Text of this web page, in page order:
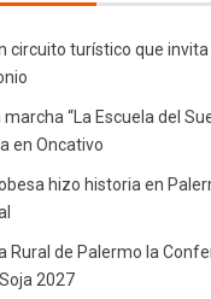
circuito turístico que
“La Escuela del
en Oncativo
hizo historia en
Rural de Palermo la
2027